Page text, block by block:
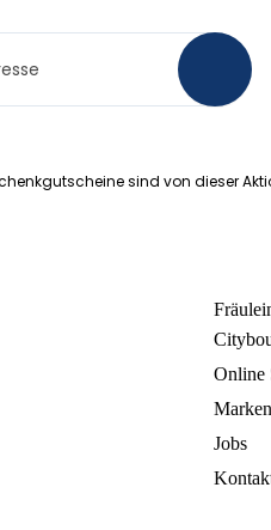
sind von dieser
Online
Marken
Jobs